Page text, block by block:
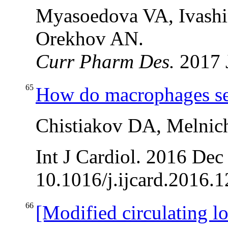
Myasoedova VA,
Orekhov AN.
Curr Pharm Des. 2017
65 How do macrophages
Chistiakov DA,
Int J Cardiol. 2016
10.1016/
66 [Modified circulating